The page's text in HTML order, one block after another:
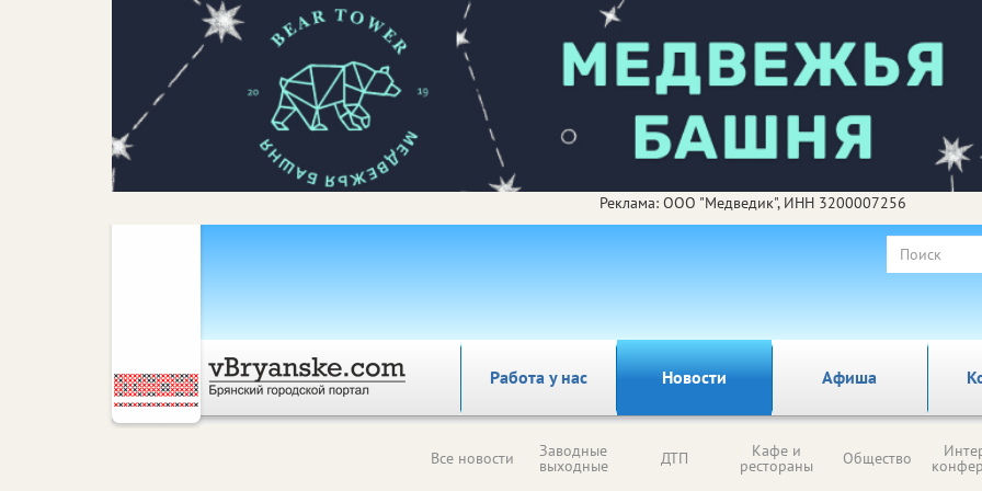
Реклама: ООО "Медведик", ИНН 3200007256
Работа у нас Новости Афиша
Все новости Заводные
выходные ДТП Кафе и
рестораны Общество